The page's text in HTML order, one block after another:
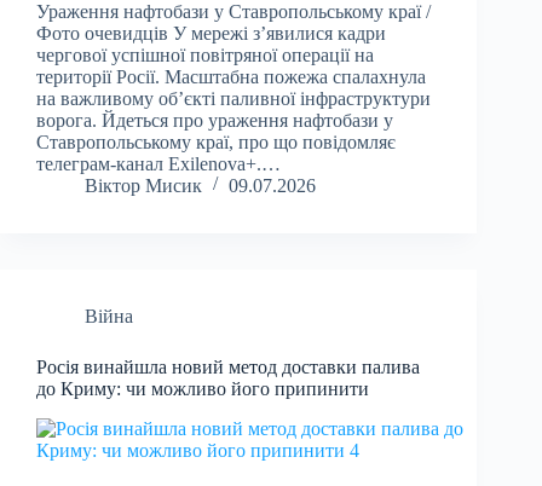
Ураження нафтобази у Ставропольському краї /
Фото очевидців У мережі з’явилися кадри
чергової успішної повітряної операції на
території Росії. Масштабна пожежа спалахнула
на важливому об’єкті паливної інфраструктури
ворога. Йдеться про ураження нафтобази у
Ставропольському краї, про що повідомляє
телеграм-канал Exilenova+.…
Віктор Мисик
09.07.2026
Війна
Росія винайшла новий метод доставки палива
до Криму: чи можливо його припинити